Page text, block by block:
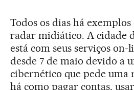
Todos os dias há
radar midiático. A cidade
está com seus serviços on-
desde 7 de maio devido a
cibernético que pede uma
há como pagar contas,